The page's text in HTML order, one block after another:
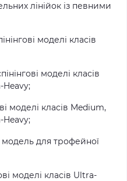
лінійок із певними
моделі класів
моделі класів
Heavy;
моделі класів Medium,
Heavy;
модель для трофейної
моделі класів Ultra-